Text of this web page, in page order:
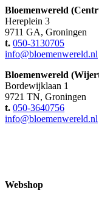
Bloemenwereld
Hereplein 3
9711 GA, Groningen
t. 050-3130705
info@bloemenwereld.nl
Bloemenwereld
Bordewijklaan 1
9721 TN, Groningen
t. 050-3640756
info@bloemenwereld.nl
Webshop